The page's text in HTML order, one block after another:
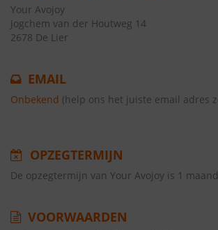
Your Avojoy
Jogchem van der Houtweg 14
2678 De Lier
EMAIL
Onbekend (help ons het juiste email adres
OPZEGTERMIJN
De opzegtermijn van Your Avojoy is 1
VOORWAARDEN